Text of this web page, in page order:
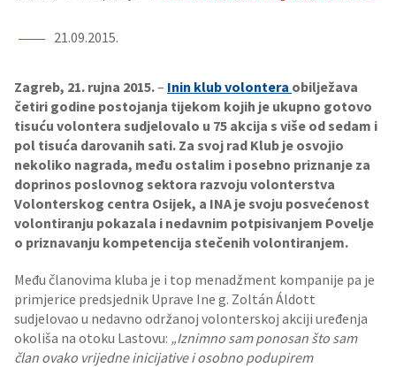
21.09.2015.
Zagreb, 21. rujna 2015.– Inin klub volontera obilježava
četiri godine postojanja tijekom kojih je ukupno gotovo
tisuću volontera sudjelovalo u 75 akcija s više od sedam i
pol tisuća darovanih sati. Za svoj rad Klub je osvojio
nekoliko nagrada, među ostalim i posebno priznanje za
doprinos poslovnog sektora razvoju volonterstva
Volonterskog centra Osijek, a INA je svoju posvećenost
volontiranju pokazala i nedavnim potpisivanjem Povelje
o priznavanju kompetencija stečenih volontiranjem.
Među članovima kluba je i top menadžment kompanije pa je
primjerice predsjednik Uprave Ine g. Zoltán Áldott
sudjelovao u nedavno održanoj volonterskoj akciji uređenja
okoliša na otoku Lastovu: „Iznimno sam ponosan što sam
član ovako vrijedne inicijative i osobno podupirem